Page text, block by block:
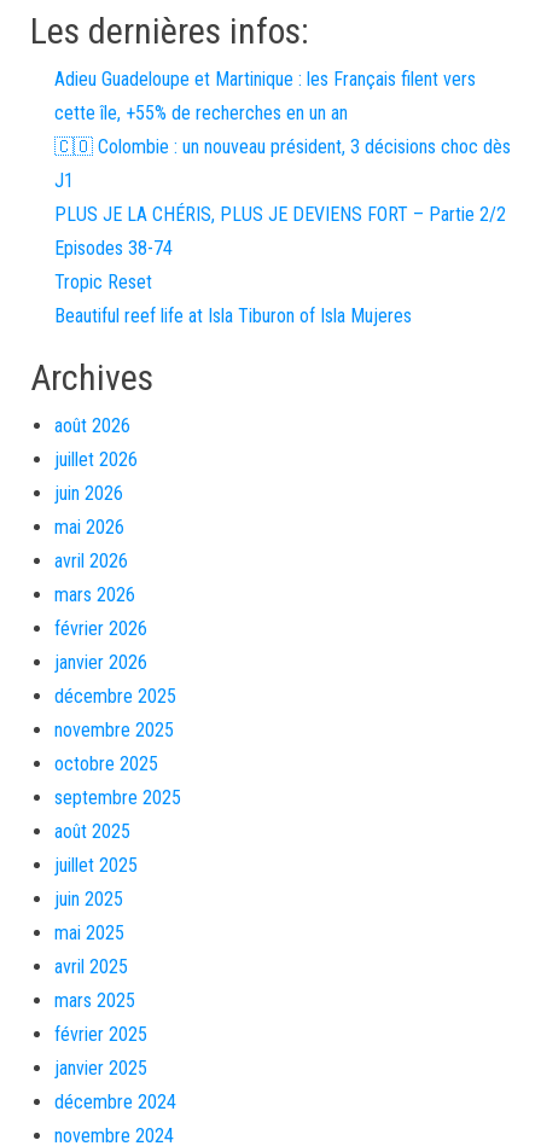
Les dernières infos:
Adieu Guadeloupe et Martinique : les Français filent vers
cette île, +55% de recherches en un an
🇨🇴 Colombie : un nouveau président, 3 décisions choc dès
J1
PLUS JE LA CHÉRIS, PLUS JE DEVIENS FORT – Partie 2/2
Episodes 38-74
Tropic Reset
Beautiful reef life at Isla Tiburon of Isla Mujeres
Archives
août 2026
juillet 2026
juin 2026
mai 2026
avril 2026
mars 2026
février 2026
janvier 2026
décembre 2025
novembre 2025
octobre 2025
septembre 2025
août 2025
juillet 2025
juin 2025
mai 2025
avril 2025
mars 2025
février 2025
janvier 2025
décembre 2024
novembre 2024